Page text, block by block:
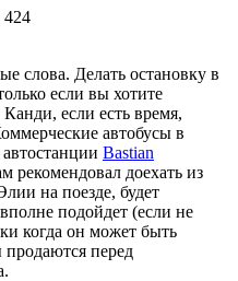
424
слова. Делать остановку в
если вы хотите
если есть время,
автобусы в
Bastian
рекомендовал доехать из
на поезде, будет
подойдет (если не
когда он может быть
перед